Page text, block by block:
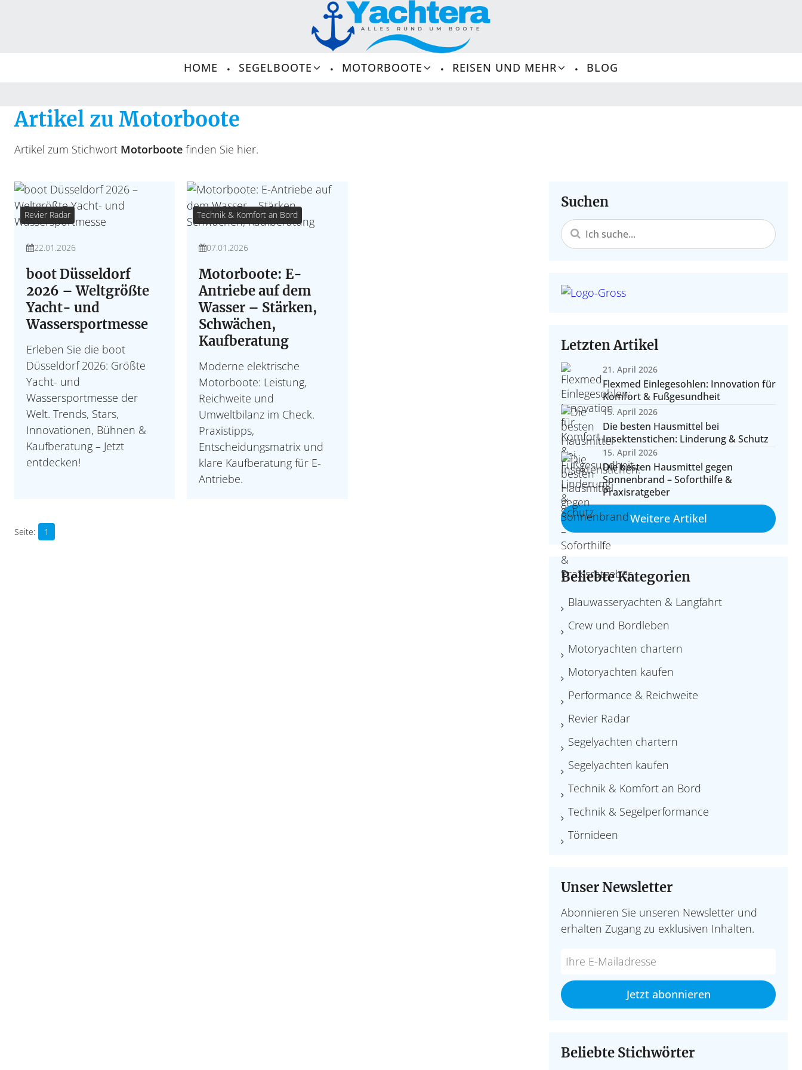
HOME SEGELBOOTE
Segelyachten kaufen
Blauwasseryachten & Langfahrt
Ozeantaugliche Segelboote, Ausrüstung, Konzepte und Erfahrungen für große
Reisen.
MOTORBOOTE
Performance & Reichweite
Antriebe, Verbrauch, Fahrdynamik und Reichweitenkonzepte im Überblick.
REISEN UND MEHR
BLOG
Artikel zu Motorboote
Artikel zum Stichwort Motorboote finden Sie hier.
Revier Radar
22.01.2026
boot Düsseldorf
2026 – Weltgrößte
Yacht- und
Wassersportmesse
Erleben Sie die boot
Düsseldorf 2026: Größte
Yacht- und
Wassersportmesse der
Welt. Trends, Stars,
Innovationen, Bühnen &
Kaufberatung – Jetzt
entdecken!
Technik & Komfort an Bord
07.01.2026
Motorboote: E-
Antriebe auf dem
Wasser – Stärken,
Schwächen,
Kaufberatung
Moderne elektrische
Motorboote: Leistung,
Reichweite und
Umweltbilanz im Check.
Praxistipps,
Entscheidungsmatrix und
klare Kaufberatung für E-
Antriebe.
1
Suchen
Letzten Artikel
21. April 2026
Flexmed Einlegesohlen: Innovation für
Komfort & Fußgesundheit
15. April 2026
Die besten Hausmittel bei
Insektenstichen: Linderung & Schutz
15. April 2026
Die besten Hausmittel gegen
Sonnenbrand – Soforthilfe &
Praxisratgeber
Weitere Artikel
Beliebte Kategorien
Blauwasseryachten & Langfahrt
Crew und Bordleben
Motoryachten chartern
Motoryachten kaufen
Performance & Reichweite
Revier Radar
Segelyachten chartern
Segelyachten kaufen
Technik & Komfort an Bord
Technik & Segelperformance
Törnideen
Unser Newsletter
Abonnieren Sie unseren Newsletter und
erhalten Zugang zu exklusiven Inhalten.
Do
fill
this
*Ihre
Mailadresse:
Jetzt abonnieren
Beliebte Stichwörter